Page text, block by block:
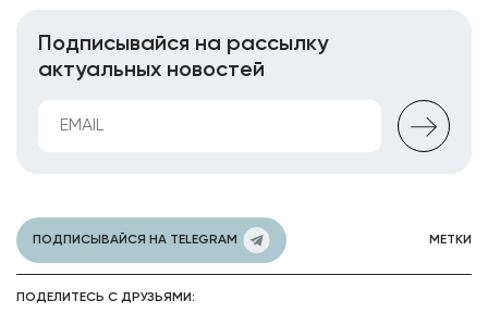
Подписывайся на рассылку
актуальных новостей
ПОДПИСЫВАЙСЯ НА TELEGRAM МЕТКИ
ПОДЕЛИТЕСЬ С ДРУЗЬЯМИ: